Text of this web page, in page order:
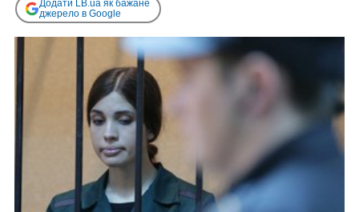
Додати LB.ua як бажане
джерело в Google